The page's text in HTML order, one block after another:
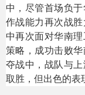
中，尽管首场负
作战能力再次战
中再次面对华南
策略，成功击败
夺战中，战队与
取胜，但出色的表